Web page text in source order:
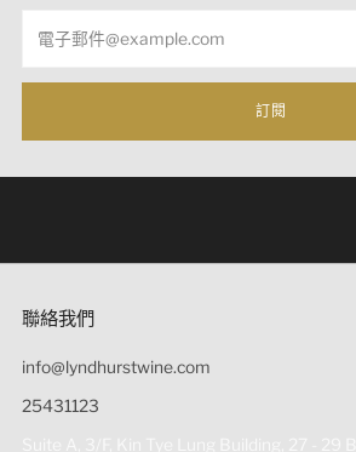
訂閱
聯絡我們
info@lyndhurstwine.com
25431123